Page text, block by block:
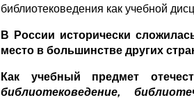
библиотековедения как учебной
В России исторически
место в большинстве других
Как учебный предмет
библиотековедение,